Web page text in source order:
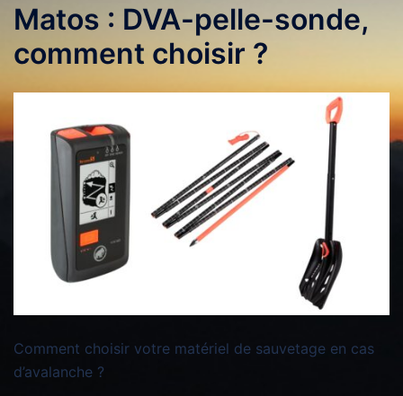
Matos : DVA-pelle-sonde,
comment choisir ?
Comment choisir votre matériel de sauvetage en cas
d’avalanche ?